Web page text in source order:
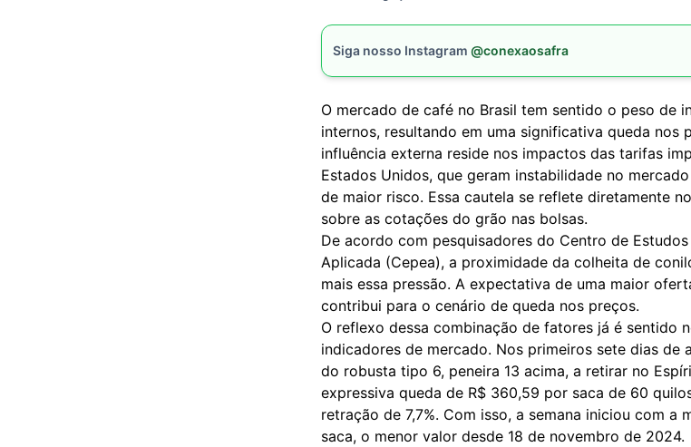
Siga nosso Instagram @conexaosafra
O mercado de café no Brasil tem sentido o peso de
internos, resultando em uma significativa queda nos
influência externa reside nos impactos das tarifas
Estados Unidos, que geram instabilidade no
de maior risco. Essa cautela se reflete diretamente
sobre as cotações do grão nas bolsas.
De acordo com pesquisadores do Centro de
Aplicada (Cepea), a proximidade da colheita de
mais essa pressão. A expectativa de uma maior
contribui para o cenário de queda nos preços.
O reflexo dessa combinação de fatores já é sentido
indicadores de mercado. Nos primeiros sete dias de
do robusta tipo 6, peneira 13 acima, a retirar no
expressiva queda de R$ 360,59 por saca de 60
retração de 7,7%. Com isso, a semana iniciou com a
saca, o menor valor desde 18 de novembro de 2024.